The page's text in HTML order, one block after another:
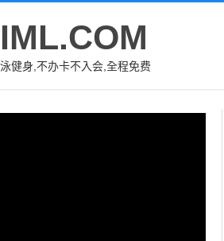
健身,不办卡不入会,全程免费